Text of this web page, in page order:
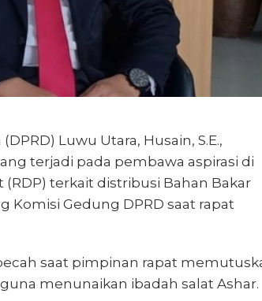
Luwu Utara, Husain, S.E.,
terjadi pada pembawa aspirasi di
terkait distribusi Bahan Bakar
Komisi Gedung DPRD saat rapat
saat pimpinan rapat
menunaikan ibadah salat Ashar.